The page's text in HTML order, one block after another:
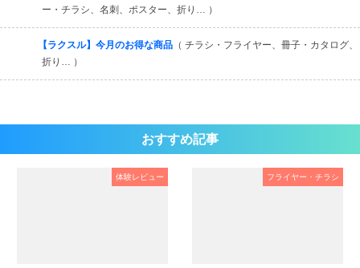
ー・チラシ、名刺、ポスター、折り… ）
【ラクスル】今月のお得な商品 （ チラシ・フライヤー、冊子・カタログ、
折り… ）
おすすめ記事
体験レビュー フライヤー・チラシ